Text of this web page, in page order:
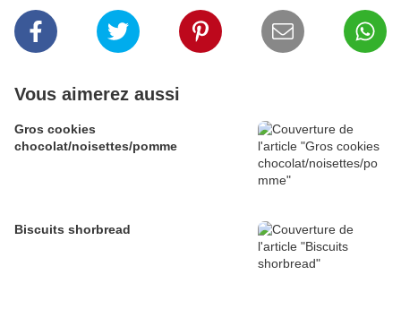
Vous aimerez aussi
Gros cookies
chocolat/noisettes/pomme
Biscuits shorbread